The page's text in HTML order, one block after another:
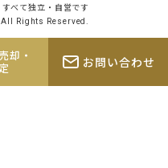
べて独立・自営です
Rights Reserved.
却・
お問い合わせ